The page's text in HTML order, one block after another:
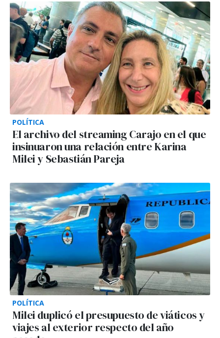
POLÍTICA
El archivo del streaming Carajo en el que
insinuaron una relación entre Karina
Milei y Sebastián Pareja
POLÍTICA
Milei duplicó el presupuesto de viáticos y
viajes al exterior respecto del año